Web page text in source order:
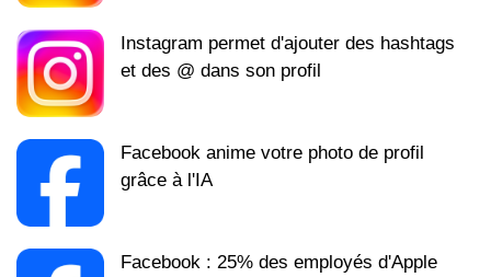
Instagram permet d'ajouter des hashtags
et des @ dans son profil
Facebook anime votre photo de profil
grâce à l'IA
Facebook : 25% des employés d'Apple